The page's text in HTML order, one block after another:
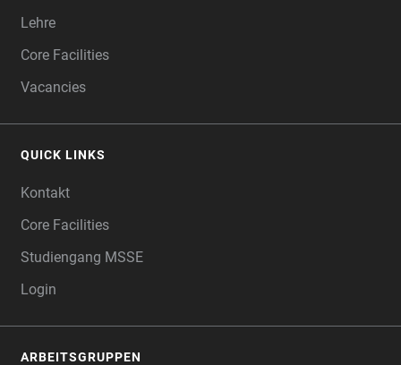
Lehre
Core Facilities
Vacancies
QUICK LINKS
Kontakt
Core Facilities
Studiengang MSSE
Login
ARBEITSGRUPPEN